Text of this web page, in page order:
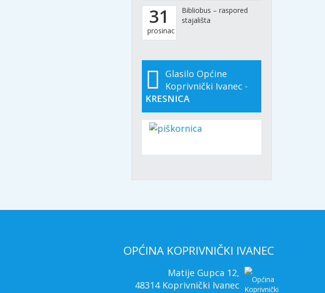
31
prosinac
Bibliobus – raspored
stajališta
Glasilo Općine
Koprivnički Ivanec -
KRESNICA
OPĆINA KOPRIVNIČKI IVANEC
Matije Gupca 12,
48314 Koprivnički Ivanec